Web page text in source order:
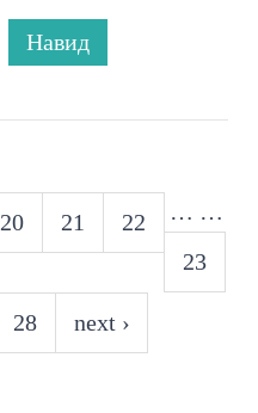
Навид
…
20 21
22
23
28
…
next ›